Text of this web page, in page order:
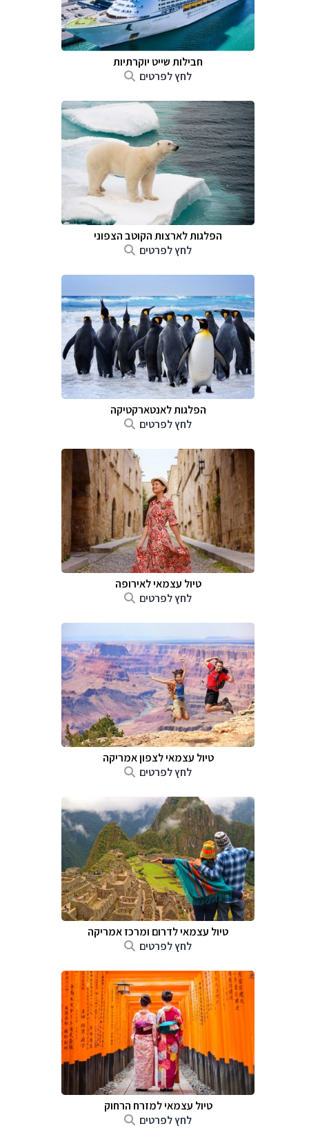
חבילות שייט יוקרתיות
לחץ לפרטים
הפלגות לארצות הקוטב הצפוני
לחץ לפרטים
הפלגות לאנטארקטיקה
לחץ לפרטים
טיול עצמאי לאירופה
לחץ לפרטים
טיול עצמאי לצפון אמריקה
לחץ לפרטים
טיול עצמאי לדרום ומרכז אמריקה
לחץ לפרטים
טיול עצמאי למזרח הרחוק
לחץ לפרטים